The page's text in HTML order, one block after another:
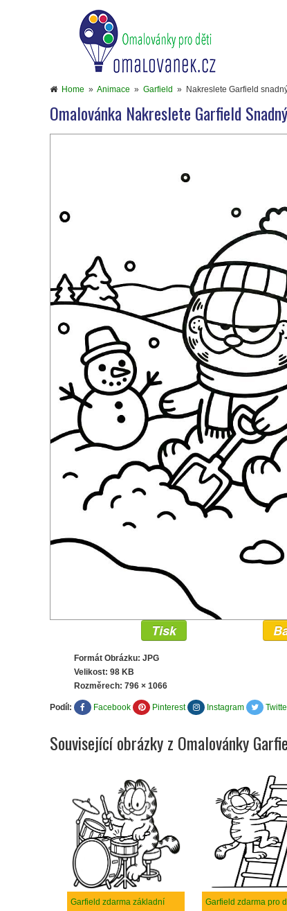
Home » Animace » Garfield » Nakreslete Garfield
Omalovánka Nakreslete Garfield
Tisk
Formát Obrázku: JPG
Velikost: 98 KB
Rozměrech: 796 × 1066
Podíl: Facebook Pinterest Instagram
Související obrázky z Omalovánky
Garfield zdarma základní Garfield zdarma pro